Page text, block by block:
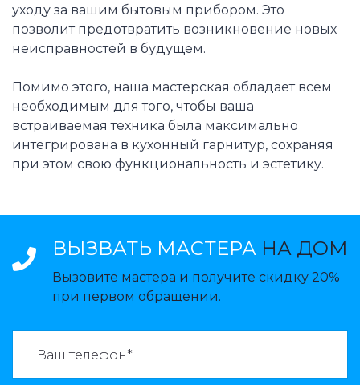
уходу за вашим бытовым прибором. Это
позволит предотвратить возникновение новых
неисправностей в будущем.
Помимо этого, наша мастерская обладает всем
необходимым для того, чтобы ваша
встраиваемая техника была максимально
интегрирована в кухонный гарнитур, сохраняя
при этом свою функциональность и эстетику.
ВЫЗВАТЬ МАСТЕРА НА ДОМ
Вызовите мастера и получите скидку 20%
при первом обращении.